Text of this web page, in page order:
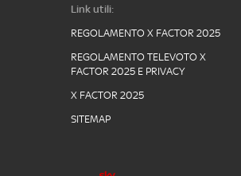
Link utili:
REGOLAMENTO X FACTOR 2025
REGOLAMENTO TELEVOTO X
FACTOR 2025 E PRIVACY
X FACTOR 2025
SITEMAP